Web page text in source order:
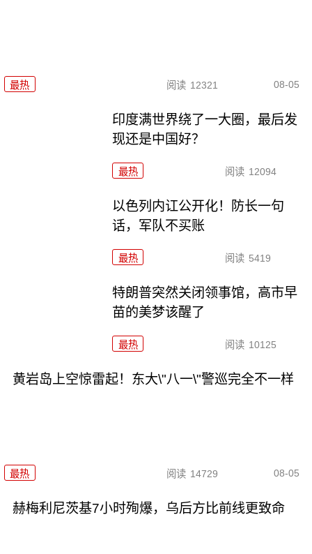
最热 阅读 12321 08-05
印度满世界绕了一大圈，最后发
现还是中国好？
最热 阅读 12094
以色列内讧公开化！防长一句
话，军队不买账
最热 阅读 5419
特朗普突然关闭领事馆，高市早
苗的美梦该醒了
最热 阅读 10125
黄岩岛上空惊雷起！东大\"八一\"警巡完全不一样
最热 阅读 14729 08-05
赫梅利尼茨基7小时殉爆，乌后方比前线更致命